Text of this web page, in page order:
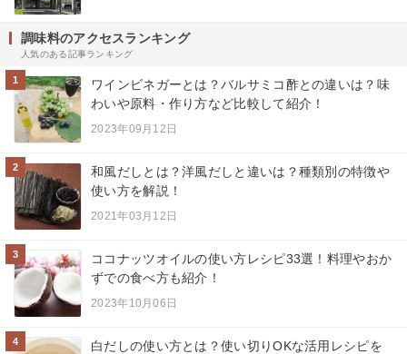
調味料のアクセスランキング
人気のある記事ランキング
1
ワインビネガーとは？バルサミコ酢との違いは？味
わいや原料・作り方など比較して紹介！
2023年09月12日
2
和風だしとは？洋風だしと違いは？種類別の特徴や
使い方を解説！
2021年03月12日
3
ココナッツオイルの使い方レシピ33選！料理やおか
ずでの食べ方も紹介！
2023年10月06日
4
白だしの使い方とは？使い切りOKな活用レシピを